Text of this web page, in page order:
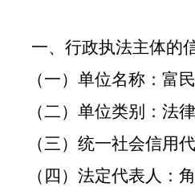
一、行政执法主体的
（一）单位名称：富
（二）单位类别：法
（三）统一社会信用
（四）法定代表人：